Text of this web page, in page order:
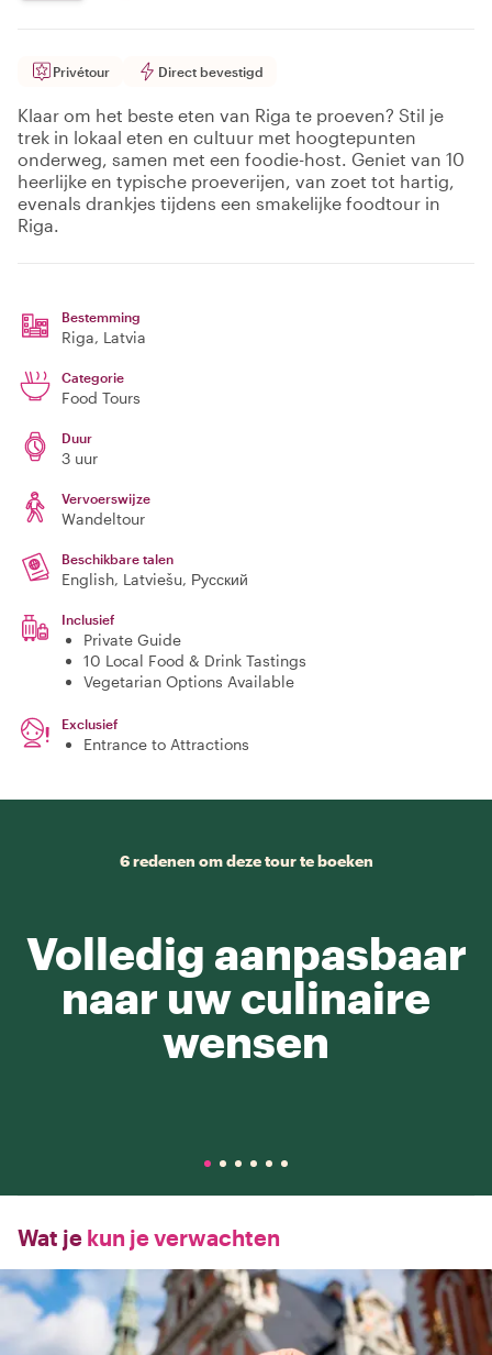
Privétour Direct bevestigd
Klaar om het beste eten van Riga te proeven? Stil je
trek in lokaal eten en cultuur met hoogtepunten
onderweg, samen met een foodie-host. Geniet van 10
heerlijke en typische proeverijen, van zoet tot hartig,
evenals drankjes tijdens een smakelijke foodtour in
Riga.
Bestemming
Riga, Latvia
Categorie
Food Tours
Duur
3 uur
Vervoerswijze
Wandeltour
Beschikbare talen
English, Latviešu, Русский
Inclusief
Private Guide
10 Local Food & Drink Tastings
Vegetarian Options Available
Exclusief
Entrance to Attractions
6 redenen om deze tour te boeken
Volledig aanpasbaar
naar uw culinaire
wensen
Wat je kun je verwachten